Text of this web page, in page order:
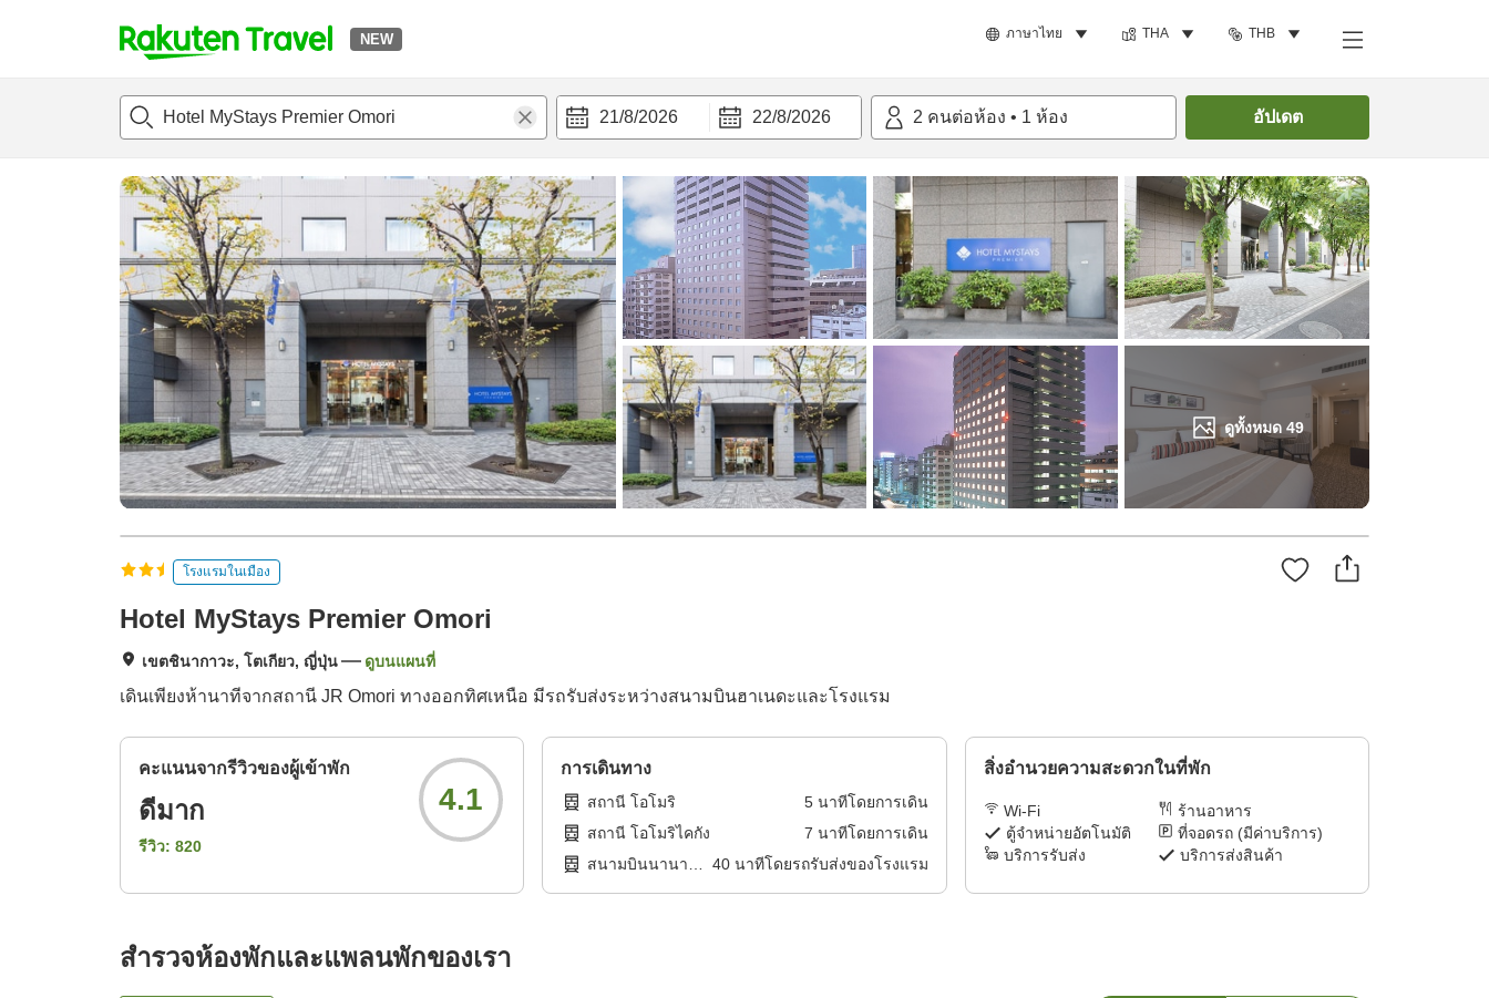
NEW ภาษาไทย THA THB
t
p
a
_
s
e
a
r
h
21/8/2026 22/8/2026 2 คนต่อห้อง • 1 ห้อง อัปเดต
ดูทั้งหมด 49
แนะนำที่พักห้องพักและแพลนพักรีวิวสิ่่งอำนวยความสะดวก ค้นหาห้องพัก
โรงแรมในเมือง
Hotel MyStays Premier Omori
เขตชินากาวะ, โตเกียว, ญี่ปุ่น ดูบนแผนที่
เดินเพียงห้านาทีจากสถานี JR Omori ทางออกทิศเหนือ มีรถรับส่งระหว่างสนามบินฮาเนดะและโรงแรม
คะแนนจากรีวิวของผู้เข้าพัก
ดีมาก
รีวิว: 820
4.1
การเดินทาง
สถานี โอโมริ 5นาทีโดยการเดิน
สถานี โอโมริไคกัง
7 นาทีโดยการเดิน
สนามบินนานาชา
40นาทีโดยรถรับส่งของโรงแรม
สิ่งอำนวยความสะดวกในที่พัก
Wi-Fi
ร้านอาหาร
ตู้จำหน่ายอัตโนมัติ
ที่จอดรถ (มีค่าบริการ)
บริการรับส่ง
บริการส่งสินค้า
สำรวจห้องพักและแพลนพักของเรา